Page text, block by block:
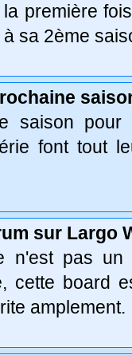
première
sa 2ème
saison pour
font tout
sur Largo
n'est pas un
cette board
amplement.